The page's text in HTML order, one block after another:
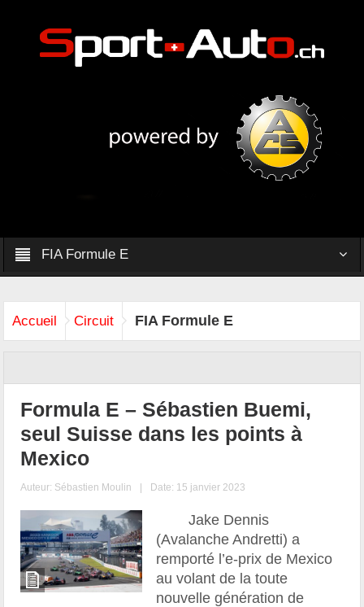
FIA Formule E
Accueil Circuit FIA Formule E
Formula E – Sébastien Buemi,
seul Suisse dans les points à
Mexico
Auteur: Sébastien Moulin | Date: 15 janvier 2023
Jake Dennis
(Avalanche Andretti) a
remporté l’e-prix de Mexico
au volant de la toute
nouvelle génération de